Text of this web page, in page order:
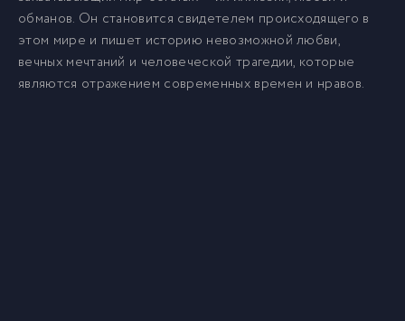
обманов. Он становится свидетелем происходящего в
этом мире и пишет историю невозможной любви,
вечных мечтаний и человеческой трагедии, которые
являются отражением современных времен и нравов.